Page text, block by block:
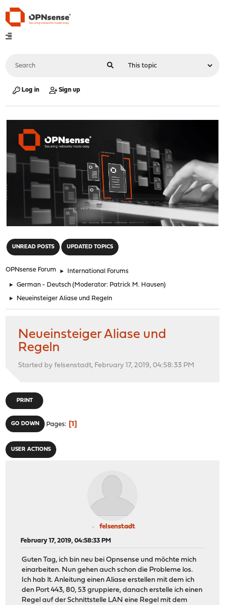
Log in Sign up
UNREAD POSTS UPDATED TOPICS
OPNsense Forum ► International Forums
► German - Deutsch (Moderator: Patrick M. Hausen)
► Neueinsteiger Aliase und Regeln
Neueinsteiger Aliase und
Regeln
Started by felsenstadt, February 17, 2019, 04:58:33 PM
PRINT
GO DOWN Pages 1
USER ACTIONS
felsenstadt
February 17, 2019, 04:58:33 PM
Guten Tag, ich bin neu bei Opnsense und möchte mich
einarbeiten. Nun gehen auch schon die Probleme los.
Ich hab lt. Anleitung einen Aliase erstellen mit dem ich
den Port 443, 80, 53 gruppiere, danach erstelle ich einen
Regel auf der Schnittstelle LAN eine Regel mit dem